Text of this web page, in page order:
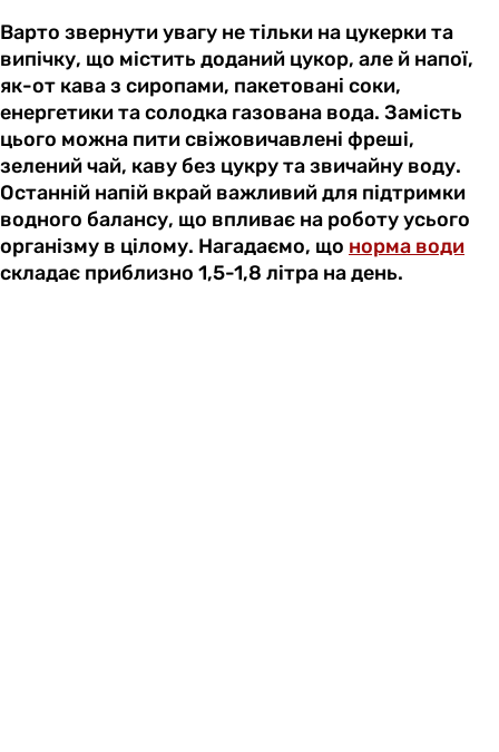
Варто звернути увагу не тільки на цукерки та
випічку, що містить доданий цукор, але й напої,
як-от кава з сиропами, пакетовані соки,
енергетики та солодка газована вода. Замість
цього можна пити свіжовичавлені фреші,
зелений чай, каву без цукру та звичайну воду.
Останній напій вкрай важливий для підтримки
водного балансу, що впливає на роботу усього
організму в цілому. Нагадаємо, що норма води
складає приблизно 1,5-1,8 літра на день.